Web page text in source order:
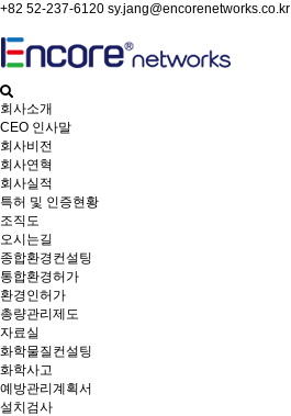
+82 52-237-6120 sy.jang@encorenetworks.co.kr
회사소개
CEO 인사말
회사비전
회사연혁
회사실적
특허 및 인증현황
조직도
오시는길
종합환경컨설팅
통합환경허가
환경인허가
총량관리제도
자료실
화학물질컨설팅
화학사고
예방관리계획서
설치검사